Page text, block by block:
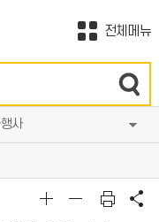
전체메뉴
사